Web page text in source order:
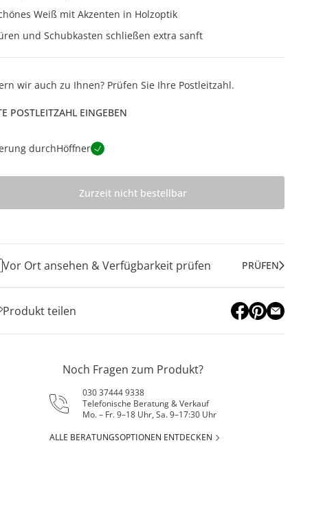
Weiß mit Akzenten in Holzoptik
und Schubkasten schließen extra sanft
wir auch zu Ihnen? Prüfen Sie Ihre Postleitzahl.
POSTLEITZAHL EINGEBEN
durchHöffner
Zurzeit nicht bestellbar
Vor Ort ansehen & Verfügbarkeit prüfen PRÜFEN
Produkt teilen
Noch Fragen zum Produkt?
030 37444 9338
Telefonische Beratung & Verkauf
Mo. – Fr. 9–18 Uhr, Sa. 9–17:30 Uhr
ALLE BERATUNGSOPTIONEN ENTDECKEN